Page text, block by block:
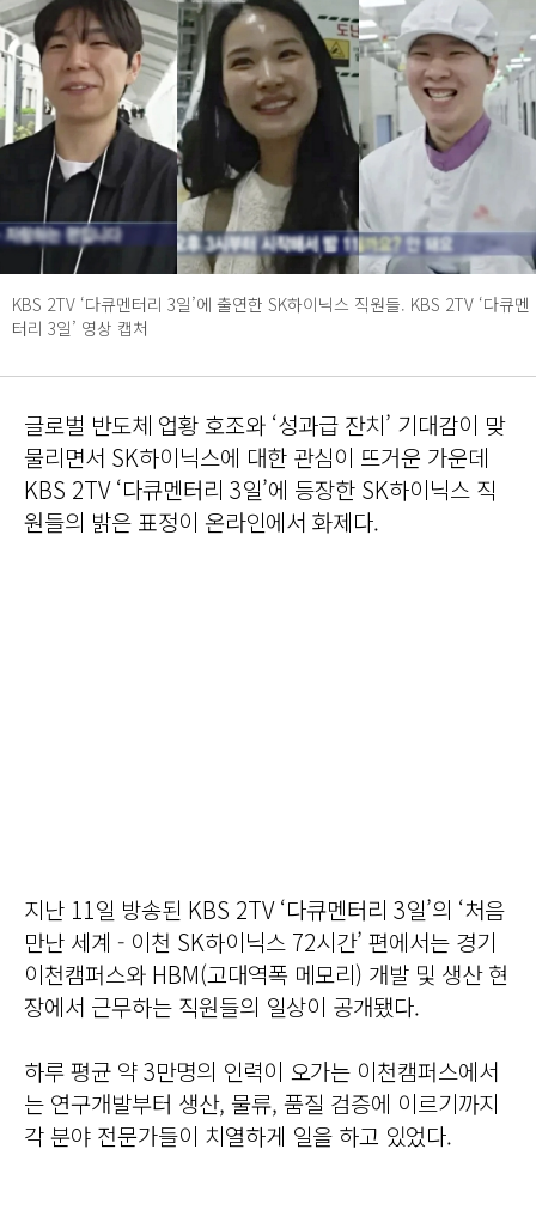
KBS 2TV ‘다큐멘터리 3일’에 출연한 SK하이닉스 직원들. KBS 2TV ‘다큐멘
터리 3일’ 영상 캡처
글로벌 반도체 업황 호조와 ‘성과급 잔치’ 기대감이 맞
물리면서 SK하이닉스에 대한 관심이 뜨거운 가운데
KBS 2TV ‘다큐멘터리 3일’에 등장한 SK하이닉스 직
원들의 밝은 표정이 온라인에서 화제다.
지난 11일 방송된 KBS 2TV ‘다큐멘터리 3일’의 ‘처음
만난 세계 - 이천 SK하이닉스 72시간’ 편에서는 경기
이천캠퍼스와 HBM(고대역폭 메모리) 개발 및 생산 현
장에서 근무하는 직원들의 일상이 공개됐다.
하루 평균 약 3만명의 인력이 오가는 이천캠퍼스에서
는 연구개발부터 생산, 물류, 품질 검증에 이르기까지
각 분야 전문가들이 치열하게 일을 하고 있었다.